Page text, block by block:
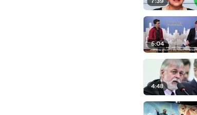
5:04
4:48